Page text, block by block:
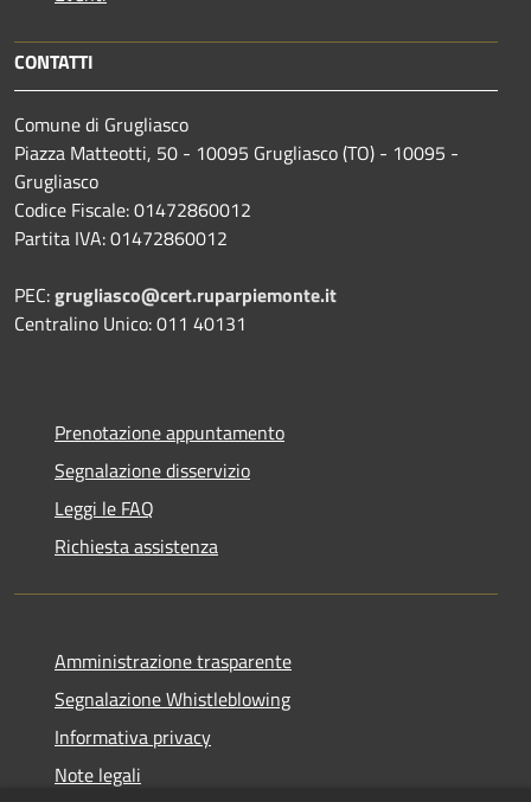
CONTATTI
Comune di Grugliasco
Piazza Matteotti, 50 - 10095 Grugliasco (TO) - 10095 -
Grugliasco
Codice Fiscale: 01472860012
Partita IVA: 01472860012
PEC:grugliasco@cert.ruparpiemonte.it
Centralino Unico: 011 40131
Prenotazione appuntamento
Segnalazione disservizio
Leggi le FAQ
Richiesta assistenza
Amministrazione trasparente
Segnalazione Whistleblowing
Informativa privacy
Note legali